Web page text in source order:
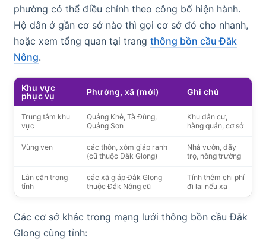
phường có thể điều chỉnh theo công bố hiện hành.
Hộ dân ở gần cơ sở nào thì gọi cơ sở đó cho nhanh,
hoặc xem tổng quan tại trang thông bồn cầu Đắk
Nông.
Khu vực
phục vụ
Phường, xã (mới) Ghi chú
Trung tâm khu
vực
Quảng Khê, Tà Đùng,
Quảng Sơn
Khu dân cư,
hàng quán, cơ sở
Vùng ven
các thôn, xóm giáp ranh
(cũ thuộc Đắk Glong)
Nhà vườn, dãy
trọ, nông trường
Lân cận trong
tỉnh
các xã giáp Đắk Glong
thuộc Đắk Nông cũ
Tính thêm chi phí
đi lại nếu xa
Các cơ sở khác trong mạng lưới thông bồn cầu Đắk
Glong cùng tỉnh: